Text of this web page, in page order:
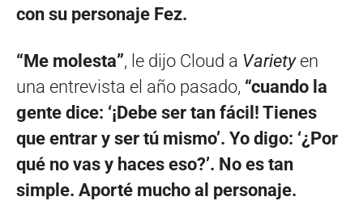
con su personaje Fez.
“Me molesta”, le dijo Cloud a Varietyen
una entrevista el año pasado, “cuando la
gente dice: ‘¡Debe ser tan fácil! Tienes
que entrar y ser tú mismo’. Yo digo: ‘¿Por
qué no vas y haces eso?’. No es tan
simple. Aporté mucho al personaje.